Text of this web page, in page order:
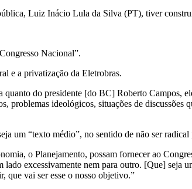
Luiz Inácio Lula da Silva (PT), tiver
Nacional”.
e a privatização da Eletrobras.
do presidente [do BC] Roberto Campos,
ideológicos, situações de discussões
um “texto médio”, no sentido de não ser
o Planejamento, possam fornecer ao
excessivamente nem para outro. [Que] seja
que vai ser esse o nosso objetivo.”